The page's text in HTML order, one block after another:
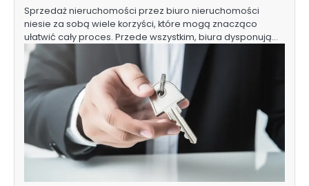
Sprzedaż nieruchomości przez biuro nieruchomości
niesie za sobą wiele korzyści, które mogą znacząco
ułatwić cały proces. Przede wszystkim, biura dysponują…